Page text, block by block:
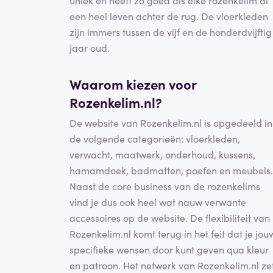
een heel leven achter de rug. De vloerkleden
zijn immers tussen de vijf en de honderdvijftig
jaar oud.
Waarom kiezen voor
Rozenkelim.nl?
De website van Rozenkelim.nl is opgedeeld in
de volgende categorieën: vloerkleden,
verwacht, maatwerk, onderhoud, kussens,
hamamdoek, badmatten, poefen en meubels.
Naast de core business van de rozenkelims
vind je dus ook heel wat nauw verwante
accessoires op de website. De flexibiliteit van
Rozenkelim.nl komt terug in het feit dat je
specifieke wensen door kunt geven qua kleur
en patroon. Het netwerk van Rozenkelim.nl